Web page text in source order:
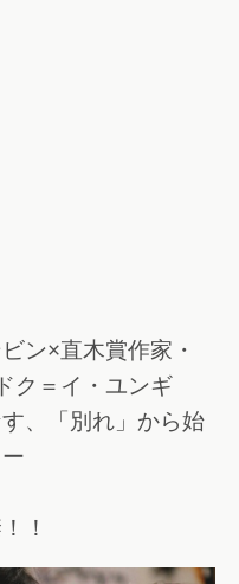
ン×直木賞作家・
ク＝イ・ユンギ
、「別れ」から始
！